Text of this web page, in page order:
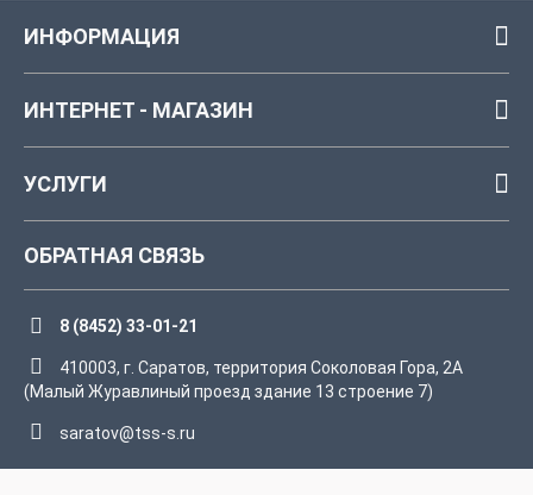
ИНФОРМАЦИЯ
ИНТЕРНЕТ - МАГАЗИН
УСЛУГИ
ОБРАТНАЯ СВЯЗЬ
8 (8452) 33-01-21
410003, г. Саратов, территория Соколовая Гора, 2А
(Малый Журавлиный проезд здание 13 строение 7)
saratov@tss-s.ru